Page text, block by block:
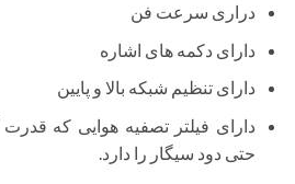
دراری سرعت فن
دارای دکمه های اشاره
دارای تنظیم شبکه بالا و پایین
دارای فیلتر تصفیه هوایی که
حتی دود سیگار را دارد.